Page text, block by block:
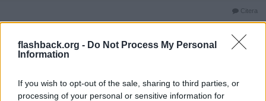
flashback.org - Do Not Process My Personal
Information
If you wish to opt-out of the sale, sharing to third parties, or
processing of your personal or sensitive information for
Citera
klyban
Medlem
Reg: Sep 2007
Inlägg: 57 670
Ursprungligen postat av Gusselby
Att du var SÅ dum trodde jag inte.